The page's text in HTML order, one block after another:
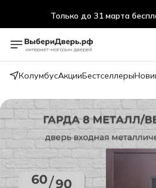
Только до 31 марта
КолумбусАкцииБестселлеры